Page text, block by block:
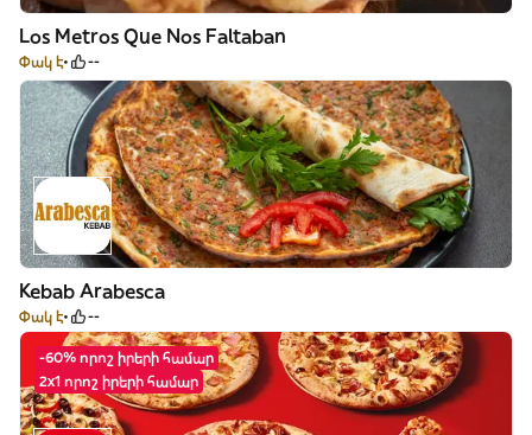
Los Metros Que Nos Faltaban
Փակ է --
Kebab Arabesca
Փակ է --
-60% որոշ իրերի համար
2x1 որոշ իրերի համար